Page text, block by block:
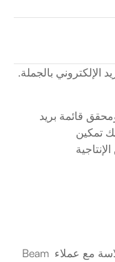
الإلكتروني بالجملة.
- توصيل EmailListVerify بسلاسة مع عملاء Beam